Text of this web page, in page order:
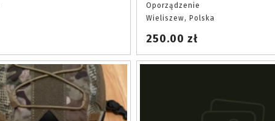
Oporządzenie
Wieliszew, Polska
250.00 zł